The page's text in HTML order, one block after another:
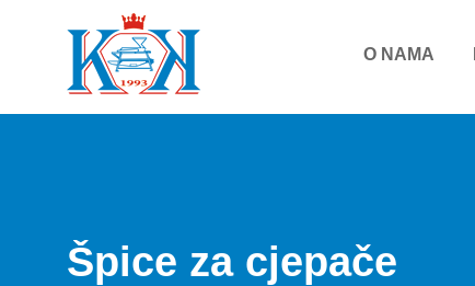
O NAMA
Špice za cjepače